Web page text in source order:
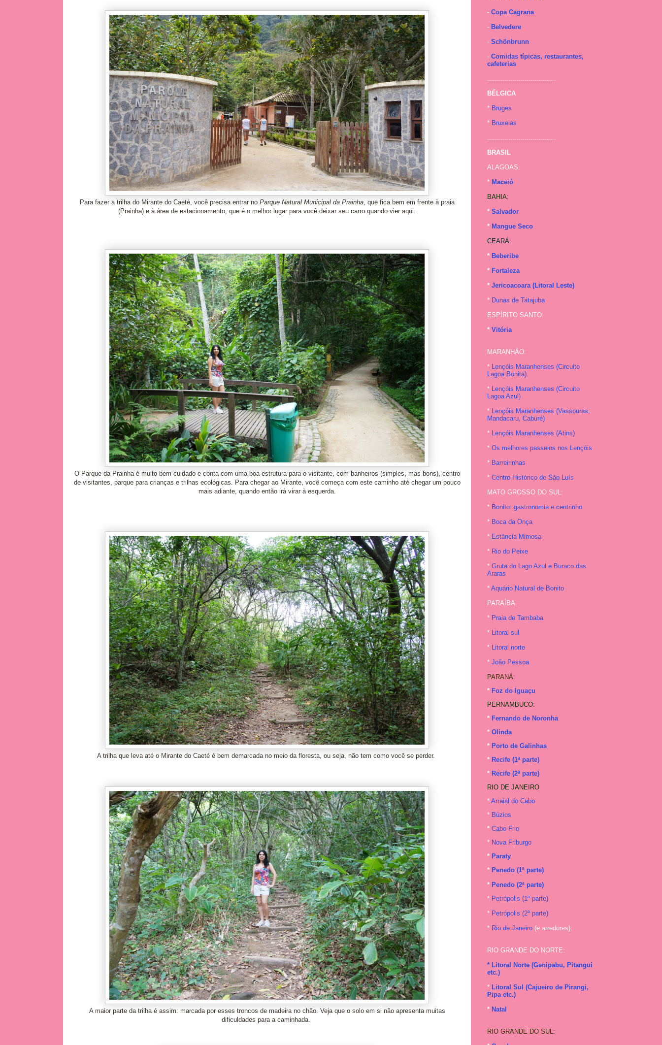
Para fazer a trilha do Mirante do Caeté, você precisa entrar no Parque Natural Municipal da Prainha, que fica bem em frente à praia
(Prainha) e à área de estacionamento, que é o melhor lugar para você deixar seu carro quando vier aqui.
O Parque da Prainha é muito bem cuidado e conta com uma boa estrutura para o visitante, com banheiros (simples, mas bons), centro
de visitantes, parque para crianças e trilhas ecológicas. Para chegar ao Mirante, você começa com este caminho até chegar um pouco
mais adiante, quando então irá virar à esquerda.
A trilha que leva até o Mirante do Caeté é bem demarcada no meio da floresta, ou seja, não tem como você se perder.
A maior parte da trilha é assim: marcada por esses troncos de madeira no chão. Veja que o solo em si não apresenta muitas
dificuldades para a caminhada.
- Copa Cagrana
- Belvedere
- Schönbrunn
- Comidas típicas, restaurantes,
cafeterias
...................................
BÉLGICA
* Bruges
* Bruxelas
...................................
BRASIL
ALAGOAS:
* Maceió
BAHIA:
* Salvador
* Mangue Seco
CEARÁ:
* Beberibe
* Fortaleza
* Jericoacoara (Litoral Leste)
* Dunas de Tatajuba
ESPÍRITO SANTO:
* Vitória
MARANHÃO:
* Lençóis Maranhenses (Circuito
Lagoa Bonita)
* Lençóis Maranhenses (Circuito
Lagoa Azul)
* Lençóis Maranhenses (Vassouras,
Mandacaru, Caburé)
* Lençóis Maranhenses (Atins)
* Os melhores passeios nos Lençóis
* Barreirinhas
* Centro Histórico de São Luís
MATO GROSSO DO SUL:
* Bonito: gastronomia e centrinho
* Boca da Onça
* Estância Mimosa
* Rio do Peixe
* Gruta do Lago Azul e Buraco das
Araras
* Aquário Natural de Bonito
PARAÍBA:
* Praia de Tambaba
* Litoral sul
* Litoral norte
* João Pessoa
PARANÁ:
* Foz do Iguaçu
PERNAMBUCO:
* Fernando de Noronha
* Olinda
* Porto de Galinhas
* Recife (1ª parte)
* Recife (2ª parte)
RIO DE JANEIRO
* Arraial do Cabo
* Búzios
* Cabo Frio
* Nova Friburgo
* Paraty
* Penedo (1ª parte)
* Penedo (2ª parte)
* Petrópolis (1ª parte)
* Petrópolis (2ª parte)
* Rio de Janeiro (e arredores):
RIO GRANDE DO NORTE:
* Litoral Norte (Genipabu, Pitangui
etc.)
* Litoral Sul (Cajueiro de Pirangi,
Pipa etc.)
* Natal
RIO GRANDE DO SUL: